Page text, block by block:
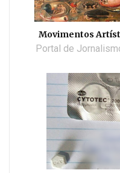
Movimentos
Portal de